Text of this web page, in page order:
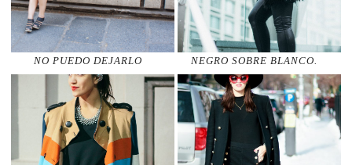
NO PUEDO DEJARLO NEGRO SOBRE BLANCO.